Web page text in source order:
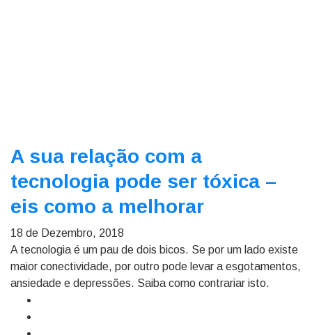
A sua relação com a
tecnologia pode ser tóxica –
eis como a melhorar
18 de Dezembro, 2018
A tecnologia é um pau de dois bicos. Se por um lado existe
maior conectividade, por outro pode levar a esgotamentos,
ansiedade e depressões. Saiba como contrariar isto.